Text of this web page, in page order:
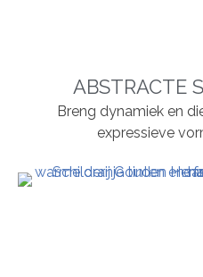
ABSTRACTE
Breng dynamiek en
expressieve